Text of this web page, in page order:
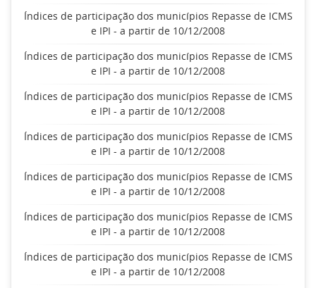
Índices de participação dos municípios Repasse de ICMS
e IPI - a partir de 10/12/2008
Índices de participação dos municípios Repasse de ICMS
e IPI - a partir de 10/12/2008
Índices de participação dos municípios Repasse de ICMS
e IPI - a partir de 10/12/2008
Índices de participação dos municípios Repasse de ICMS
e IPI - a partir de 10/12/2008
Índices de participação dos municípios Repasse de ICMS
e IPI - a partir de 10/12/2008
Índices de participação dos municípios Repasse de ICMS
e IPI - a partir de 10/12/2008
Índices de participação dos municípios Repasse de ICMS
e IPI - a partir de 10/12/2008